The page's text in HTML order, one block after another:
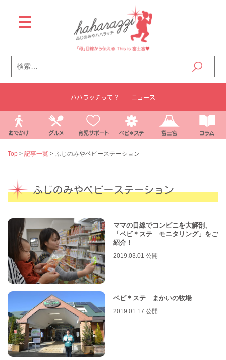
content
ハハラッチって？ ニュース
索:
Top > 記事一覧 > ふじのみやベビーステーション
ふじのみやベビーステーション
ママの目線でコンビニを大解剖、
「ベビ＊ステ モニタリング」をご
紹介！
2019.03.01 公開
ベビ＊ステ まかいの牧場
2019.01.17 公開